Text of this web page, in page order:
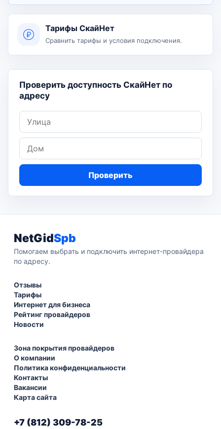
Тарифы СкайНет
Сравнить тарифы и условия подключения.
Проверить доступность СкайНет по
адресу
Улица
Дом
Проверить
NetGidSpb
Помогаем выбрать и подключить интернет-провайдера
по адресу.
Отзывы
Тарифы
Интернет для бизнеса
Рейтинг провайдеров
Новости
Зона покрытия провайдеров
О компании
Политика конфиденциальности
Контакты
Вакансии
Карта сайта
+7 (812) 309-78-25